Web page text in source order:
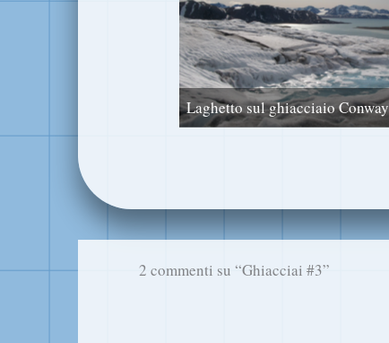
Laghetto sul ghiacciaio Conway
2 commenti su “Ghiacciai #3”